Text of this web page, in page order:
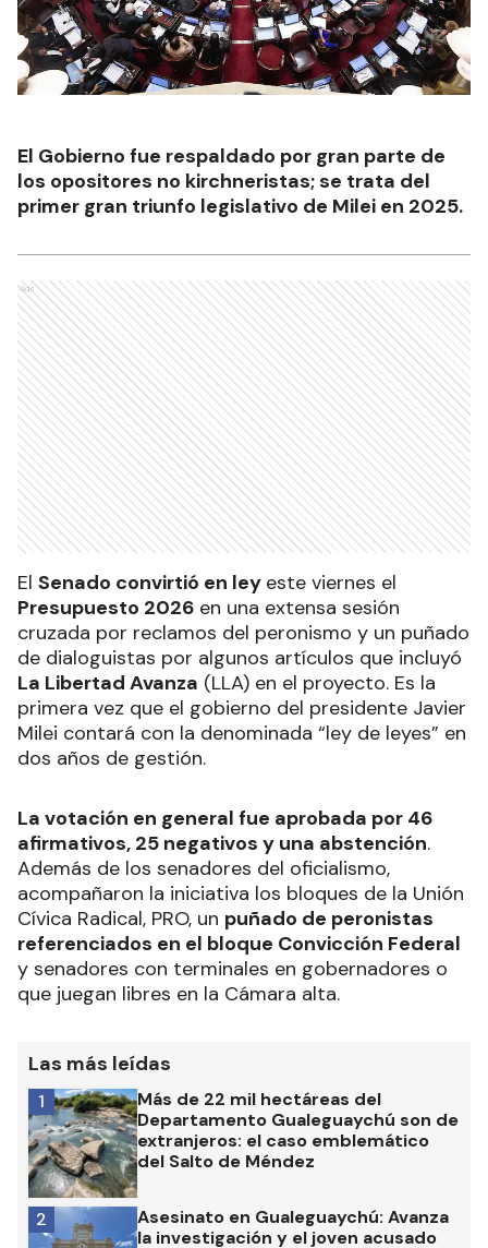
El Gobierno fue respaldado por gran parte de
los opositores no kirchneristas; se trata del
primer gran triunfo legislativo de Milei en 2025.
Ads
El Senado convirtió en ley este viernes el
Presupuesto 2026 en una extensa sesión
cruzada por reclamos del peronismo y un puñado
de dialoguistas por algunos artículos que incluyó
La Libertad Avanza (LLA) en el proyecto. Es la
primera vez que el gobierno del presidente Javier
Milei contará con la denominada “ley de leyes” en
dos años de gestión.
La votación en general fue aprobada por 46
afirmativos, 25 negativos y una abstención.
Además de los senadores del oficialismo,
acompañaron la iniciativa los bloques de la Unión
Cívica Radical, PRO, un puñado de peronistas
referenciados en el bloque Convicción Federal
y senadores con terminales en gobernadores o
que juegan libres en la Cámara alta.
Las más leídas
Más de 22 mil hectáreas del
Departamento Gualeguaychú son de
extranjeros: el caso emblemático
del Salto de Méndez
1
Asesinato en Gualeguaychú: Avanza
la investigación y el joven acusado
2